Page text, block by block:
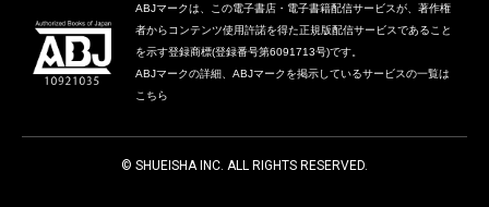
ABJマークは、この電子書店・電子書籍配信サービスが、著作権
者からコンテンツ使用許諾を得た正規版配信サービスであること
を示す登録商標(登録番号第6091713号)です。
ABJマークの詳細、ABJマークを掲示しているサービスの一覧は
こちら
© SHUEISHA INC. ALL RIGHTS RESERVED.